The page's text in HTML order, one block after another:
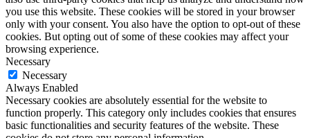
you use this website. These cookies will be stored in your browser
only with your consent. You also have the option to opt-out of these
cookies. But opting out of some of these cookies may affect your
browsing experience.
Necessary
Necessary
Always Enabled
Necessary cookies are absolutely essential for the website to
function properly. This category only includes cookies that ensures
basic functionalities and security features of the website. These